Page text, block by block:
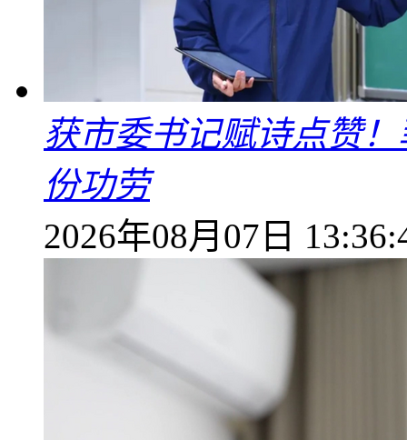
获市委书记赋诗点赞
份功劳
2026年08月07日